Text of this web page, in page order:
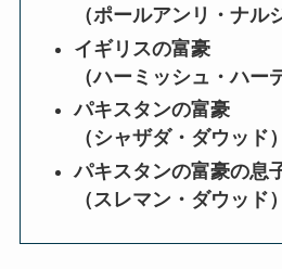
（ポールアンリ・ナル
イギリスの富豪
（ハーミッシュ・ハー
パキスタンの富豪
（シャザダ・ダウッド）
パキスタンの富豪の息
（スレマン・ダウッド）